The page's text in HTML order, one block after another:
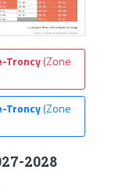
Troncy(Zone
Troncy(Zone
2028